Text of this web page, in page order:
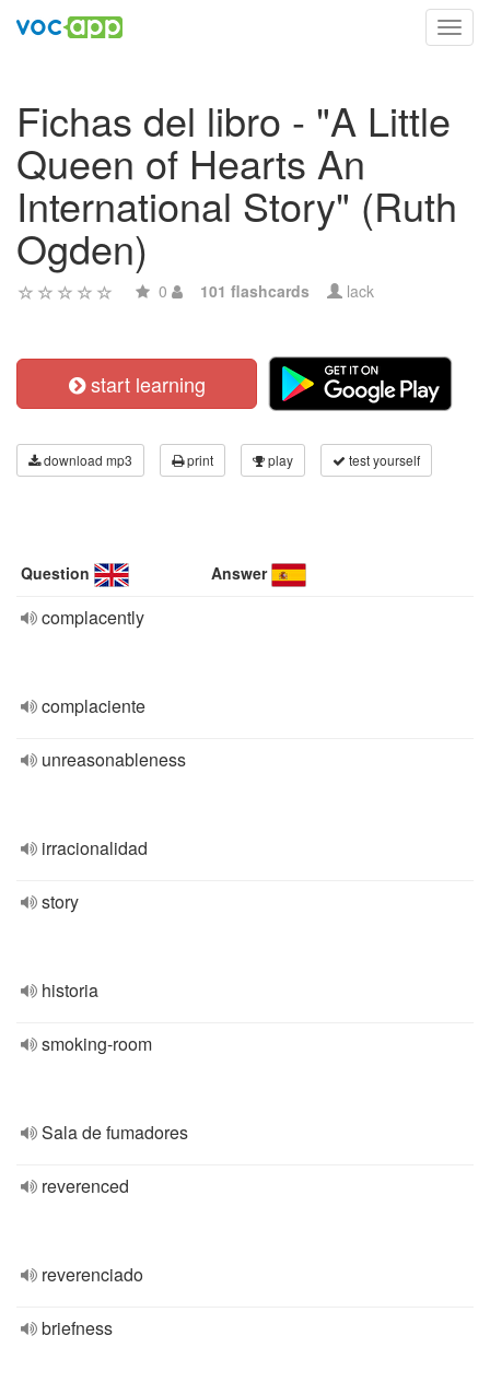
Fichas del libro - "A Little
Queen of Hearts An
International Story" (Ruth
Ogden)
0 101 flashcards lack
start learning
download mp3 print play test yourself
Question Answer
complacently
complaciente
unreasonableness
irracionalidad
story
historia
smoking-room
Sala de fumadores
reverenced
reverenciado
briefness